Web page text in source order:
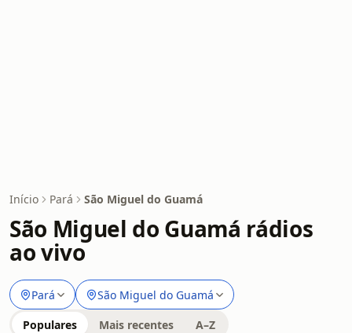
Início Pará São Miguel do Guamá
São Miguel do Guamá rádios
ao vivo
Pará São Miguel do Guamá
Populares Mais recentes A–Z